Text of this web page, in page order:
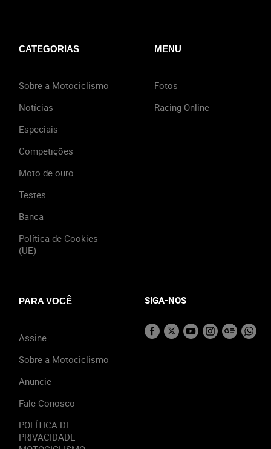
CATEGORIAS
Sobre a Motociclismo
Notícias
Especiais
Competições
Moto de ouro
Testes
Banca
Política de Cookies
(UE)
MENU
Fotos
Racing Online
PARA VOCÊ
Assine
Sobre a Motociclismo
Anuncie
Fale Conosco
POLÍTICA DE
PRIVACIDADE –
SIGA-NOS